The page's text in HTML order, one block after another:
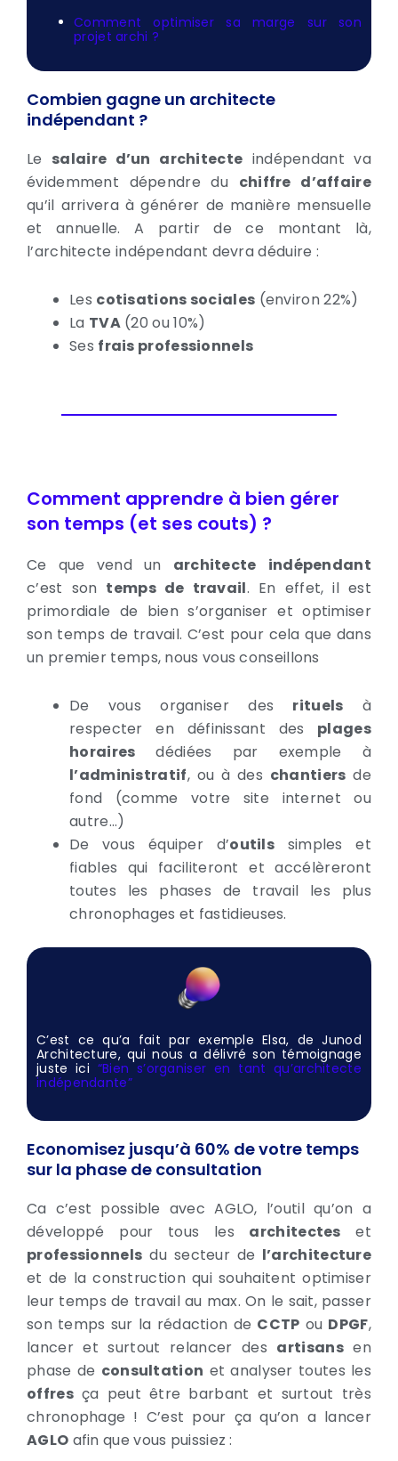
Comment optimiser sa marge sur son
projet archi ?
Combien gagne un architecte
indépendant ?
Le salaire d’un architecte indépendant va
évidemment dépendre du chiffre d’affaire
qu’il arrivera à générer de manière mensuelle
et annuelle. A partir de ce montant là,
l’architecte indépendant devra déduire :
Les cotisations sociales (environ 22%)
La TVA(20 ou 10%)
Ses frais professionnels
Comment apprendre à bien gérer
son temps (et ses couts) ?
Ce que vend un architecte
indépendant
c’est son temps de travail. En effet, il est
primordiale de bien s’organiser et optimiser
son temps de travail. C’est pour cela que dans
un premier temps, nous vous conseillons
De vous organiser des rituels à
respecter en définissant des plages
horaires dédiées par exemple à
l’administratif, ou à des chantiers de
fond (comme votre site internet ou
autre…)
De vous équiper d’outils simples et
fiables qui faciliteront et accélèreront
toutes les phases de travail les plus
chronophages et fastidieuses.
C’est ce qu’a fait par exemple Elsa, de Junod
Architecture, qui nous a délivré son témoignage
juste ici “Bien s’organiser en tant qu’architecte
indépendante”
Economisez jusqu’à 60% de votre temps
sur la phase de consultation
Ca c’est possible avec AGLO, l’outil qu’on a
développé pour tous les architectes et
professionnels du secteur de l’architecture
et de la construction qui souhaitent optimiser
leur temps de travail au max. On le sait, passer
son temps sur la rédaction de CCTP ou DPGF,
lancer et surtout relancer des artisansen
phase de consultation et analyser toutes les
offresça peut être barbant et surtout très
chronophage ! C’est pour ça qu’on a lancer
AGLO afin que vous puissiez :